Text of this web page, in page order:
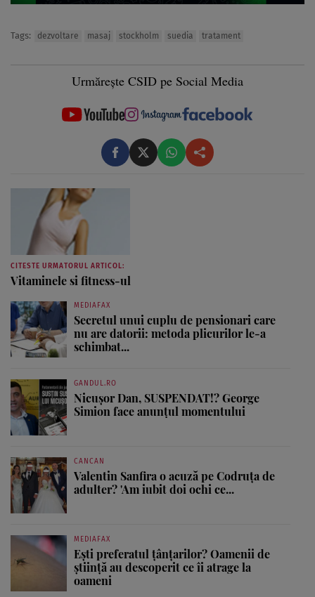
Tags: dezvoltare masaj stockholm suedia tratament
Urmărește CSID pe Social Media
CITESTE URMATORUL ARTICOL:
Vitaminele si fitness-ul
MEDIAFAX
Secretul unui cuplu de pensionari care
nu are datorii: metoda plicurilor le-a
schimbat...
GANDUL.RO
Nicușor Dan, SUSPENDAT!? George
Simion face anunțul momentului
CANCAN
Valentin Sanfira o acuză pe Codruța de
adulter? 'Am iubit doi ochi ce...
MEDIAFAX
Ești preferatul țânțarilor? Oamenii de
știință au descoperit ce îi atrage la
oameni